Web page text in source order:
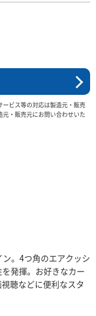
ービス等の対応は製造元・販売
・販売元にお問い合わせいた
。4つ角のエアクッシ
発揮。お好きなカー
聴などに便利なスタ